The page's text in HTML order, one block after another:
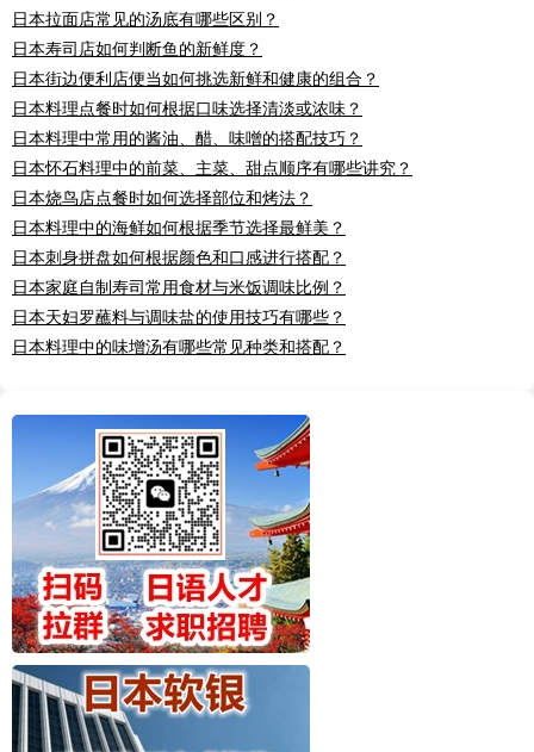
日本拉面店常见的汤底有哪些区别？
日本寿司店如何判断鱼的新鲜度？
日本街边便利店便当如何挑选新鲜和健康的组合？
日本料理点餐时如何根据口味选择清淡或浓味？
日本料理中常用的酱油、醋、味噌的搭配技巧？
日本怀石料理中的前菜、主菜、甜点顺序有哪些讲究？
日本烧鸟店点餐时如何选择部位和烤法？
日本料理中的海鲜如何根据季节选择最鲜美？
日本刺身拼盘如何根据颜色和口感进行搭配？
日本家庭自制寿司常用食材与米饭调味比例？
日本天妇罗蘸料与调味盐的使用技巧有哪些？
日本料理中的味增汤有哪些常见种类和搭配？